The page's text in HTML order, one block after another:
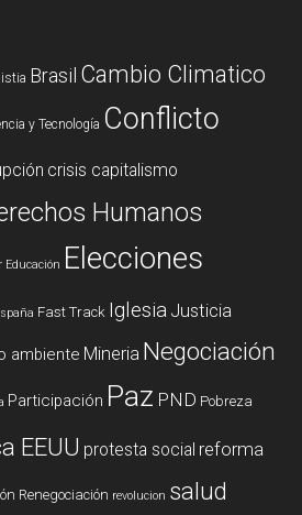
Brasil Cambio Climatico
y Tecnología Conflicto
crisis capitalismo
Humanos
Educación Elecciones
Fast Track Iglesia Justicia
ambiente Mineria Negociación
Participación Paz PND Pobreza
EEUU protesta social reforma
Renegociación revolucion salud